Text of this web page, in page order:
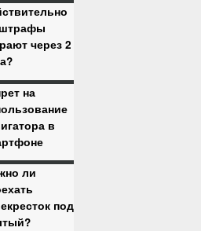
через 2
на
в
ли
под